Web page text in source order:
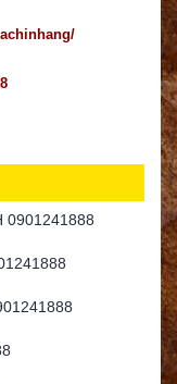
0901241888